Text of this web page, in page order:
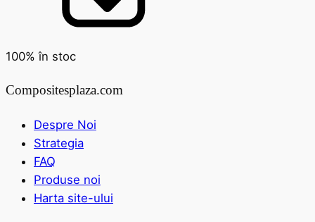
100% în stoc
Compositesplaza.com
Despre Noi
Strategia
FAQ
Produse noi
Harta site-ului